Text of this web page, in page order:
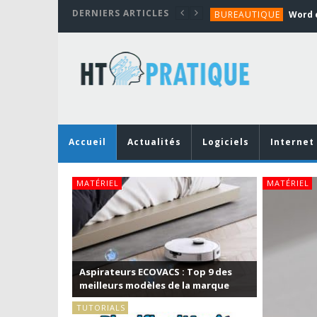
DERNIERS ARTICLES BUREAUTIQUE
TUTORIALS
MATÉRIEL
BUREAUTIQUE
Accueil Actualités Logiciels Internet
MATÉRIEL
Aspirateurs ECOVACS : Top 9 des
meilleurs modèles de la marque
TUTORIALS
MATÉRIEL